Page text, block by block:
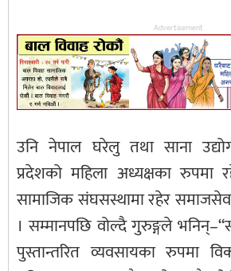
Advertisement
उनि नेपाल घरेलु तथा साना
प्रदेशको महिला अध्यक्षका
सामाजिक संघसस्थामा रहेर
। सम्मानपछि वोल्दै गुरुङ्गले
पुस्तान्तरित व्यवसायका रुपमा